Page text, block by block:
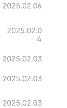
2025.02.06
2025.02.0
4
2025.02.03
2025.02.03
2025.02.03